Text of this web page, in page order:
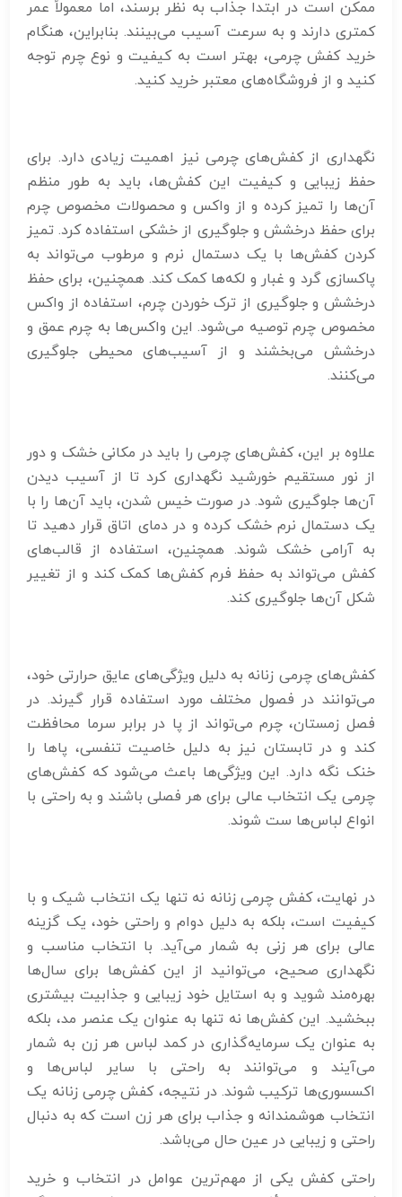
ممکن است در ابتدا جذاب به نظر برسند، اما معمولاً عمر
کمتری دارند و به سرعت آسیب می‌بینند. بنابراین، هنگام
خرید کفش چرمی، بهتر است به کیفیت و نوع چرم توجه
کنید و از فروشگاه‌های معتبر خرید کنید.
نگهداری از کفش‌های چرمی نیز اهمیت زیادی دارد. برای
حفظ زیبایی و کیفیت این کفش‌ها، باید به طور منظم
آن‌ها را تمیز کرده و از واکس و محصولات مخصوص چرم
برای حفظ درخشش و جلوگیری از خشکی استفاده کرد. تمیز
کردن کفش‌ها با یک دستمال نرم و مرطوب می‌تواند به
پاکسازی گرد و غبار و لکه‌ها کمک کند. همچنین، برای حفظ
درخشش و جلوگیری از ترک خوردن چرم، استفاده از واکس
مخصوص چرم توصیه می‌شود. این واکس‌ها به چرم عمق و
درخشش می‌بخشند و از آسیب‌های محیطی جلوگیری
می‌کنند.
علاوه بر این، کفش‌های چرمی را باید در مکانی خشک و دور
از نور مستقیم خورشید نگهداری کرد تا از آسیب دیدن
آن‌ها جلوگیری شود. در صورت خیس شدن، باید آن‌ها را با
یک دستمال نرم خشک کرده و در دمای اتاق قرار دهید تا
به آرامی خشک شوند. همچنین، استفاده از قالب‌های
کفش می‌تواند به حفظ فرم کفش‌ها کمک کند و از تغییر
شکل آن‌ها جلوگیری کند.
کفش‌های چرمی زنانه به دلیل ویژگی‌های عایق حرارتی خود،
می‌توانند در فصول مختلف مورد استفاده قرار گیرند. در
فصل زمستان، چرم می‌تواند از پا در برابر سرما محافظت
کند و در تابستان نیز به دلیل خاصیت تنفسی، پاها را
خنک نگه دارد. این ویژگی‌ها باعث می‌شود که کفش‌های
چرمی یک انتخاب عالی برای هر فصلی باشند و به راحتی با
انواع لباس‌ها ست شوند.
در نهایت، کفش چرمی زنانه نه تنها یک انتخاب شیک و با
کیفیت است، بلکه به دلیل دوام و راحتی خود، یک گزینه
عالی برای هر زنی به شمار می‌آید. با انتخاب مناسب و
نگهداری صحیح، می‌توانید از این کفش‌ها برای سال‌ها
بهره‌مند شوید و به استایل خود زیبایی و جذابیت بیشتری
ببخشید. این کفش‌ها نه تنها به عنوان یک عنصر مد، بلکه
به عنوان یک سرمایه‌گذاری در کمد لباس هر زن به شمار
می‌آیند و می‌توانند به راحتی با سایر لباس‌ها و
اکسسوری‌ها ترکیب شوند. در نتیجه، کفش چرمی زنانه یک
انتخاب هوشمندانه و جذاب برای هر زن است که به دنبال
راحتی و زیبایی در عین حال می‌باشد.
راحتی کفش یکی از مهم‌ترین عوامل در انتخاب و خرید